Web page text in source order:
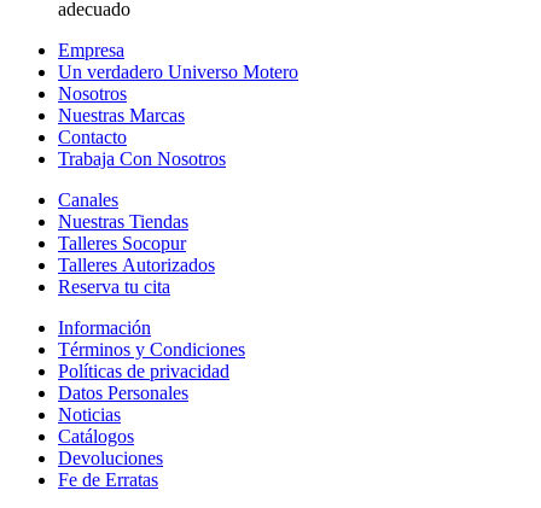
adecuado
Empresa
Un verdadero Universo Motero
Nosotros
Nuestras Marcas
Contacto
Trabaja Con Nosotros
Canales
Nuestras Tiendas
Talleres Socopur
Talleres Autorizados
Reserva tu cita
Información
Términos y Condiciones
Políticas de privacidad
Datos Personales
Noticias
Catálogos
Devoluciones
Fe de Erratas